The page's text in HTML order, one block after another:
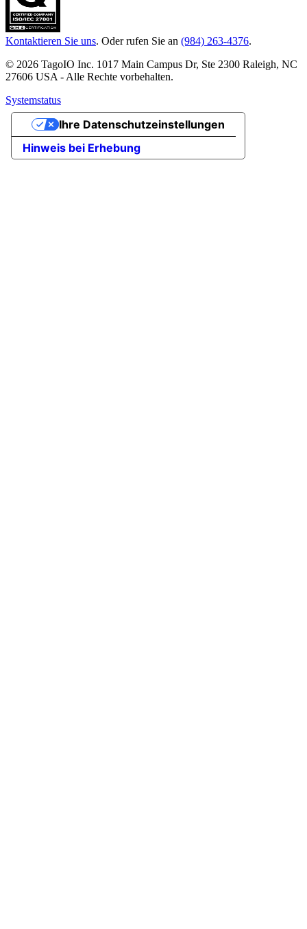
Kontaktieren Sie uns. Oder rufen Sie an (984) 263-4376.
© 2026 TagoIO Inc. 1017 Main Campus Dr, Ste 2300 Raleigh, NC
27606 USA - Alle Rechte vorbehalten.
Systemstatus
Hinweis bei Erhebung
Ihre Datenschutzeinstellungen